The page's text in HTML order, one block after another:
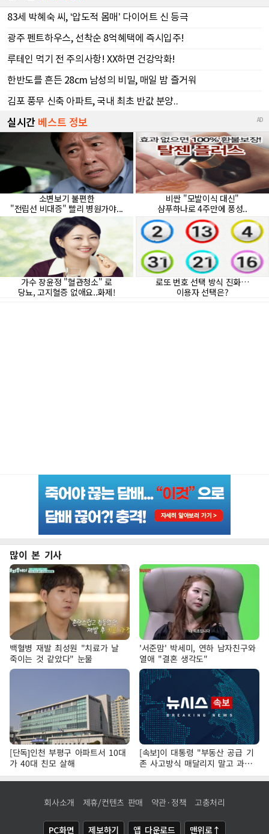
많이 본 기사
백혈병 재발 최성원 "치료가 날
죽이는 것 같았다" 눈물
'서준맘' 박세미, 연하 남자친구와
열애 "결혼 생각도"
[단독]인천 부평구 아파트서 10대
가 40대 친모 살해
[속보]이 대통령 "부동산 공급 기
존 사고방식 매달리지 말고 과감
히 실천"
회사소개 제휴/컨텐츠 판매 약관·정책 고충처리
PC화면 제보하기 앱 다운로드 맨위로↑